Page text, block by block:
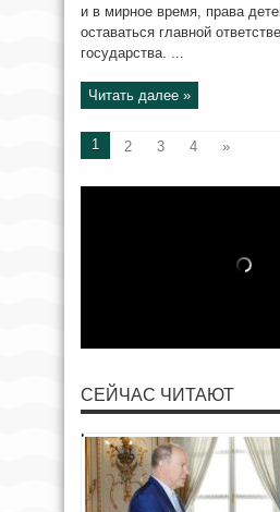
и в мирное время, права
оставаться главной
государства. ...
Читать далее »
1 2 3 4 »
СЕЙЧАС ЧИТАЮТ